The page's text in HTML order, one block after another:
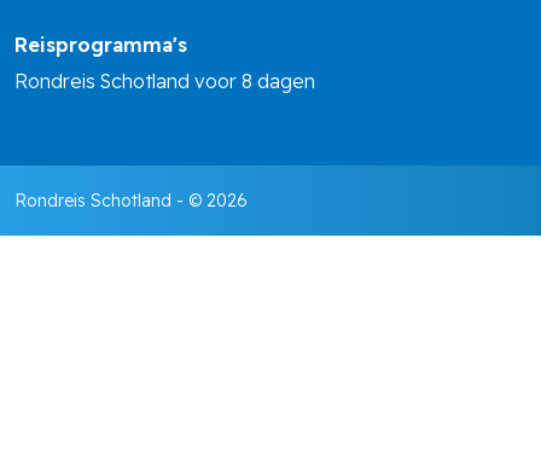
Reisprogramma's
Rondreis Schotland voor 8 dagen
Rondreis Schotland - © 2026